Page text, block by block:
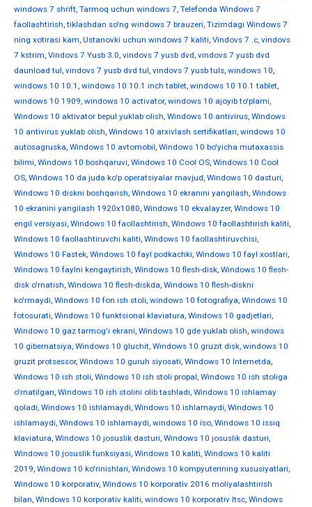
windows 7 shrift, Tarmoq uchun windows 7, Telefonda Windows 7
faollashtirish,tiklashdan so'ng windows 7 brauzeri, Tizimdagi Windows 7
ning xotirasi kam, Ustanovki uchun windows 7 kaliti, Vindovs 7 .c, vindovs
7 kstrim, Vindovs 7 Yusb 3.0, vindovs 7 yusb dvd, vindovs 7 yusb dvd
daunload tul, vindovs 7 yusb dvd tul, vindovs 7 yusb tuls, windows 10,
windows 10 10.1 , windows 10 10.1 inch tablet, windows 10 10.1 tablet,
windows 10 1909, windows 10 activator, windows 10 ajoyib to'plami,
Windows 10 aktivator bepul yuklab olish, Windows 10 antivirus, Windows
10 antivirus yuklab olish, Windows 10 arxivlash sertifikatlari, windows 10
autosagruska, Windows 10 avtomobil, Windows 10 bo'yicha mutaxassis
bilimi, Windows 10 boshqaruvi, Windows 10 Cool OS, Windows 10 Cool
OS, Windows 10 da juda ko'p operatsiyalar mavjud, Windows 10 dasturi,
Windows 10 diskni boshqarish, Windows 10 ekranini yangilash, Windows
10 ekranini yangilash 1920x1080, Windows 10 ekvalayzer, Windows 10
engil versiyasi, Windows 10 faollashtirish, Windows 10 faollashtirish kaliti,
Windows 10 faollashtiruvchi kaliti, Windows 10 faollashtiruvchisi,
Windows 10 Fastek, Windows 10 fayl podkachki, Windows 10 fayl xostlari,
Windows 10 faylni kengaytirish, Windows 10 flesh-disk, Windows 10 flesh-
disk o'rnatish, Windows 10 flesh-diskda, Windows 10 flesh-diskni
ko'rmaydi, Windows 10 fon ish stoli, windows 10 fotografiya, Windows 10
fotosurati, Windows 10 funktsional klaviatura, Windows 10 gadjetlari,
Windows 10 gaz tarmog'i ekrani, Windows 10 gde yuklab olish, windows
10 gibernatsiya, Windows 10 gluchit, Windows 10 gruzit disk, windows 10
gruzit protsessor, Windows 10 guruh siyosati, Windows 10 Internetda,
Windows 10 ish stoli, Windows 10 ish stoli propal, Windows 10 ish stoliga
o'rnatilgan, Windows 10 ish stolini olib tashladi, Windows 10 ishlamay
qoladi, Windows 10 ishlamaydi, Windows 10 ishlamaydi, Windows 10
ishlamaydi, Windows 10 ishlamaydi, windows 10 iso, Windows 10 issiq
klaviatura, Windows 10 josuslik dasturi, Windows 10 josuslik dasturi,
Windows 10 josuslik funksiyasi, Windows 10 kaliti, Windows 10 kaliti
2019, Windows 10 ko'rinishlari, Windows 10 kompyuterining xususiyatlari,
Windows 10 korporativ, Windows 10 korporativ 2016 moliyalashtirish
bilan, Windows 10 korporativ kaliti, windows 10 korporativ ltsc, Windows